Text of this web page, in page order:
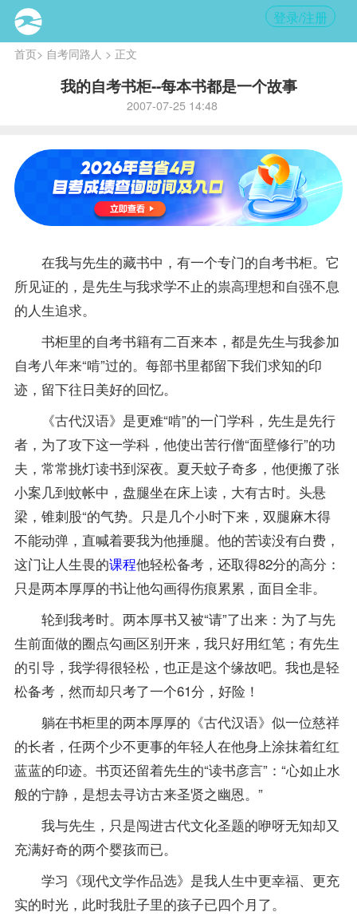
登录/注册
首页> 自考同路人 > 正文
我的自考书柜--每本书都是一个故事
2007-07-25 14:48
在我与先生的藏书中，有一个专门的自考书柜。它
所见证的，是先生与我求学不止的祟高理想和自强不息
的人生追求。
书柜里的自考书籍有二百来本，都是先生与我参加
自考八年来“啃”过的。每部书里都留下我们求知的印
迹，留下往日美好的回忆。
《古代汉语》是更难“啃”的一门学科，先生是先行
者，为了攻下这一学科，他使出苦行僧“面壁修行”的功
夫，常常挑灯读书到深夜。夏天蚊子奇多，他便搬了张
小案几到蚊帐中，盘腿坐在床上读，大有古时。头悬
梁，锥刺股“的气势。只是几个小时下来，双腿麻木得
不能动弹，直喊着要我为他捶腿。他的苦读没有白费，
这门让人生畏的课程他轻松备考，还取得82分的高分：
只是两本厚厚的书让他勾画得伤痕累累，面目全非。
轮到我考时。两本厚书又被“请”了出来：为了与先
生前面做的圈点勾画区别开来，我只好用红笔；有先生
的引导，我学得很轻松，也正是这个缘故吧。我也是轻
松备考，然而却只考了一个61分，好险！
躺在书柜里的两本厚厚的《古代汉语》似一位慈祥
的长者，任两个少不更事的年轻人在他身上涂抹着红红
蓝蓝的印迹。书页还留着先生的“读书彦言”：“心如止水
般的宁静，是想去寻访古来圣贤之幽恩。”
我与先生，只是闯进古代文化圣题的咿呀无知却又
充满好奇的两个婴孩而已。
学习《现代文学作品选》是我人生中更幸福、更充
实的时光，此时我肚子里的孩子已四个月了。